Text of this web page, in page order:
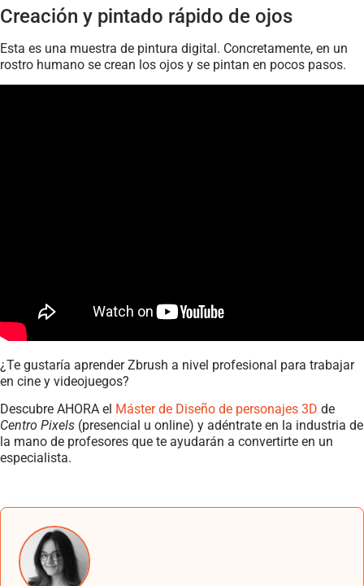
Creación y pintado rápido de ojos
Esta es una muestra de pintura digital. Concretamente, en un
rostro humano se crean los ojos y se pintan en pocos pasos.
¿Te gustaría aprender Zbrush a nivel profesional para trabajar
en cine y videojuegos?
Descubre AHORA el Máster de Diseño de personajes 3D de
Centro Pixels (presencial u online) y adéntrate en la industria de
la mano de profesores que te ayudarán a convertirte en un
especialista.